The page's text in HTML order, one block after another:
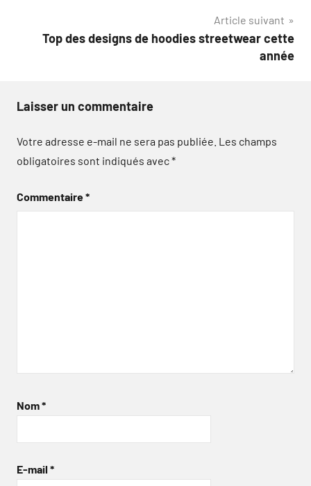
Article suivant
Top des designs de hoodies streetwear cette
année
Laisser un commentaire
Votre adresse e-mail ne sera pas publiée. Les champs
obligatoires sont indiqués avec*
Commentaire*
Nom*
E-mail *